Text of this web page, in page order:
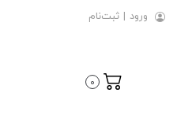
ورود | ثبت‌نام
0